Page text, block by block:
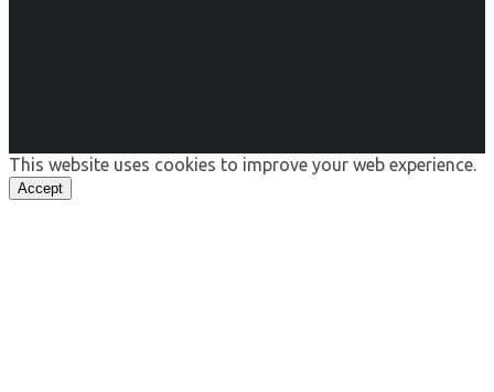
This website uses cookies to improve your web experience.
Accept